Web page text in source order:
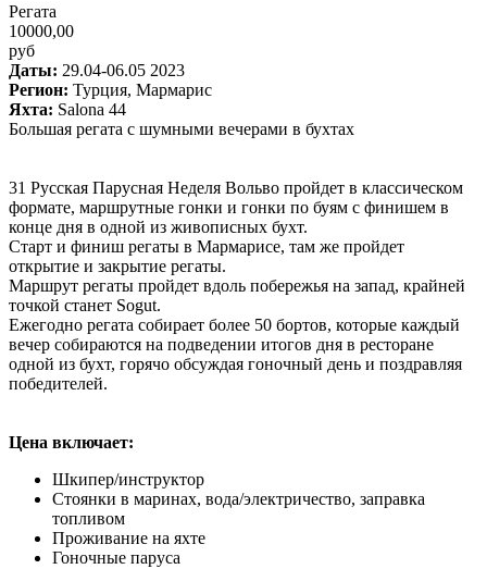
Регата
10000,00
руб
Даты: 29.04-06.05 2023
Регион: Турция, Мармарис
Яхта: Salona 44
Большая регата с шумными вечерами в бухтах
31 Русская Парусная Неделя Вольво пройдет в классическом
формате, маршрутные гонки и гонки по буям с финишем в
конце дня в одной из живописных бухт.
Старт и финиш регаты в Мармарисе, там же пройдет
открытие и закрытие регаты.
Маршрут регаты пройдет вдоль побережья на запад, крайней
точкой станет Sogut.
Ежегодно регата собирает более 50 бортов, которые каждый
вечер собираются на подведении итогов дня в ресторане
одной из бухт, горячо обсуждая гоночный день и поздравляя
победителей.
Цена включает:
Шкипер/инструктор
Стоянки в маринах, вода/электричество, заправка
топливом
Проживание на яхте
Гоночные паруса